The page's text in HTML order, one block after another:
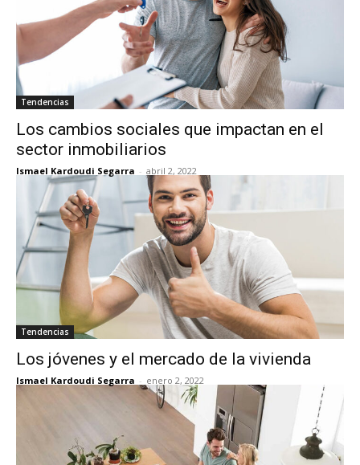
Tendencias
Los cambios sociales que impactan en el
sector inmobiliarios
Ismael Kardoudi Segarra - abril 2, 2022
Tendencias
Los jóvenes y el mercado de la vivienda
Ismael Kardoudi Segarra - enero 2, 2022